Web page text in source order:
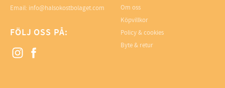
Email: info@halsokostbolaget.com
FÖLJ OSS PÅ:
Om oss
Köpvillkor
Policy & cookies
Byte & retur